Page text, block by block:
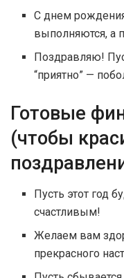
С днем
выполняются, а
Поздравляю!
“приятно” —
Готовые
(чтобы
Пусть этот год
счастливым!
Желаем вам
прекрасного